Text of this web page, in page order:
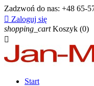
Zadzwoń do nas: +48 65-
 Zaloguj się
shopping_cart Koszyk (0)

Start